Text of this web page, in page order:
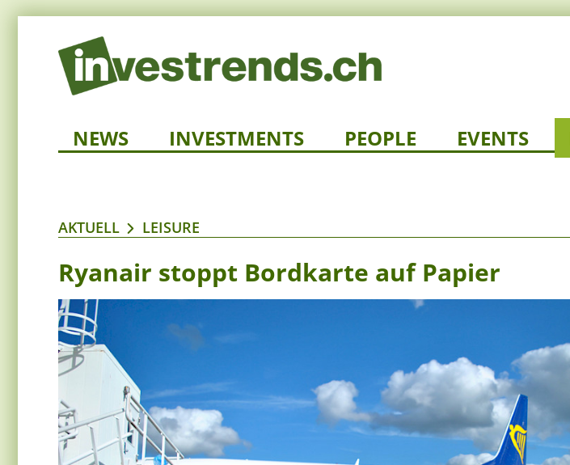
NEWS INVESTMENTS PEOPLE EVENTS
AKTUELL LEISURE
Ryanair stoppt Bordkarte auf Papier